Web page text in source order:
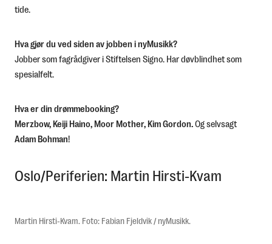
tide.
Hva gjør du ved siden av jobben i nyMusikk?
Jobber som fagrådgiver i Stiftelsen Signo. Har døvblindhet som
spesialfelt.
Hva er din drømmebooking?
Merzbow, Keiji Haino, Moor Mother, Kim Gordon.Og selvsagt
Adam Bohman!
Oslo/Periferien: Martin Hirsti-Kvam
Martin Hirsti-Kvam. Foto: Fabian Fjeldvik / nyMusikk.